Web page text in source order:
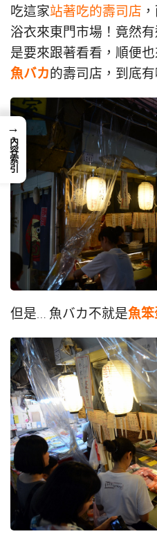
吃這家站著吃的壽司店
浴衣來東門市場！竟然
是要來跟著看看，順便
魚バカ的壽司店，到底
但是… 魚バカ不就是魚
→
內容索引